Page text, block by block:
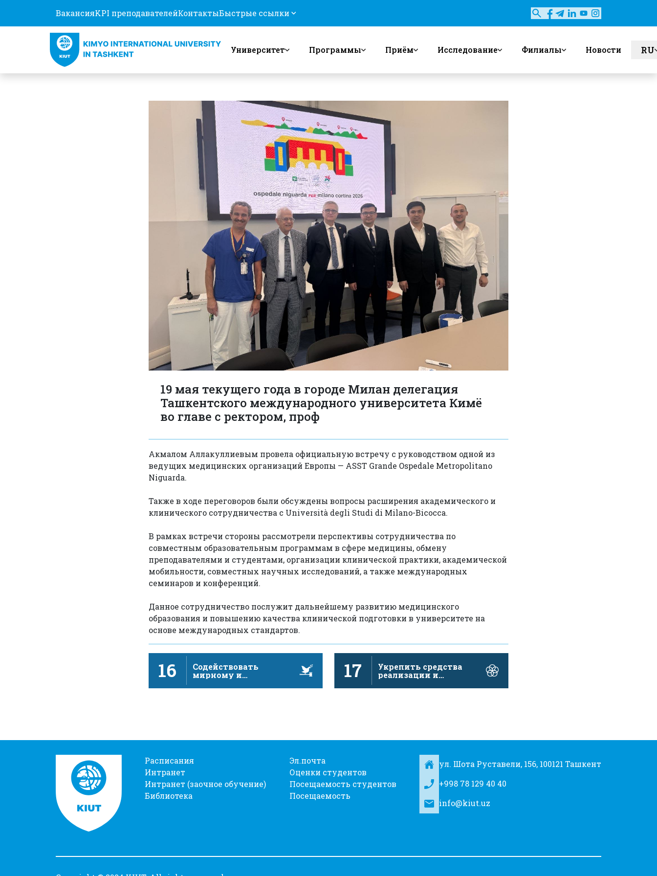
ВакансияKPI преподавателейКонтактыБыстрые ссылки
Университет Программы Приём Исследование Филиалы Новости RU
19 мая текущего года в городе Милан делегация
Ташкентского международного университета Кимё
во главе с ректором, проф
Акмалом Аллакуллиевым провела официальную встречу с руководством одной из
ведущих медицинских организаций Европы — ASST Grande Ospedale Metropolitano
Niguarda.
Также в ходе переговоров были обсуждены вопросы расширения академического и
клинического сотрудничества с Università degli Studi di Milano-Bicocca.
В рамках встречи стороны рассмотрели перспективы сотрудничества по
совместным образовательным программам в сфере медицины, обмену
преподавателями и студентами, организации клинической практики, академической
мобильности, совместных научных исследований, а также международных
семинаров и конференций.
Данное сотрудничество послужит дальнейшему развитию медицинского
образования и повышению качества клинической подготовки в университете на
основе международных стандартов.
16
Содействовать
мирному и
обществу в интересах
17
Укрепить средства
реализации и
глобальное
Расписания
Интранет
Интранет (заочное обучение)
Библиотека
Эл.почта
Оценки студентов
Посещаемость студентов
Посещаемость
ул. Шота Руставели, 156, 100121 Ташкент
+998 78 129 40 40
info@kiut.uz